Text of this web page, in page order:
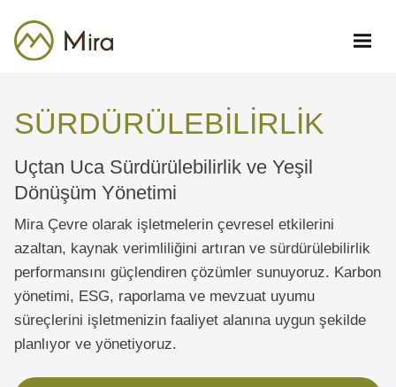
SÜRDÜRÜLEBİLİRLİK
Uçtan Uca Sürdürülebilirlik ve Yeşil
Dönüşüm Yönetimi
Mira Çevre olarak işletmelerin çevresel etkilerini
azaltan, kaynak verimliliğini artıran ve sürdürülebilirlik
performansını güçlendiren çözümler sunuyoruz. Karbon
yönetimi, ESG, raporlama ve mevzuat uyumu
süreçlerini işletmenizin faaliyet alanına uygun şekilde
planlıyor ve yönetiyoruz.